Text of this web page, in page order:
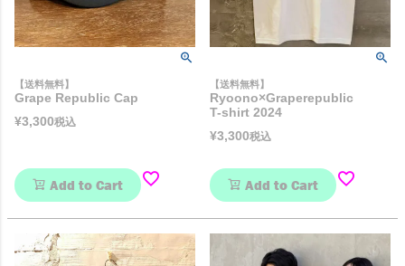
【送料無料】
Grape Republic Cap
¥3,300税込
Add to Cart
【送料無料】
Ryoono×Graperepublic
T-shirt 2024
¥3,300税込
Add to Cart